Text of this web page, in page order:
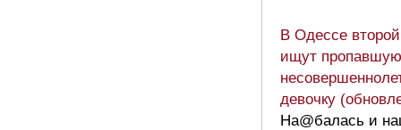
В Одессе
ищут пропавшую
девочку
На@балась и